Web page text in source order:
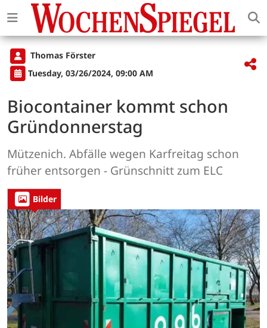
Thomas Förster
Tuesday, 03/26/2024, 09:00 AM
Biocontainer kommt schon
Gründonnerstag
Mützenich. Abfälle wegen Karfreitag schon
früher entsorgen - Grünschnitt zum ELC
Bilder